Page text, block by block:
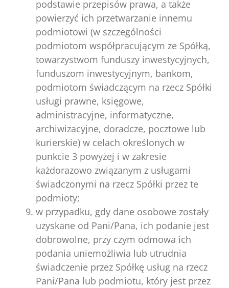
podstawie przepisów prawa, a także
powierzyć ich przetwarzanie innemu
podmiotowi (w szczególności
podmiotom współpracującym ze Spółką,
towarzystwom funduszy inwestycyjnych,
funduszom inwestycyjnym, bankom,
podmiotom świadczącym na rzecz Spółki
usługi prawne, księgowe,
administracyjne, informatyczne,
archiwizacyjne, doradcze, pocztowe lub
kurierskie) w celach określonych w
punkcie 3 powyżej i w zakresie
każdorazowo związanym z usługami
świadczonymi na rzecz Spółki przez te
podmioty;
w przypadku, gdy dane osobowe zostały
uzyskane od Pani/Pana, ich podanie jest
dobrowolne, przy czym odmowa ich
podania uniemożliwia lub utrudnia
świadczenie przez Spółkę usług na rzecz
Pani/Pana lub podmiotu, który jest przez